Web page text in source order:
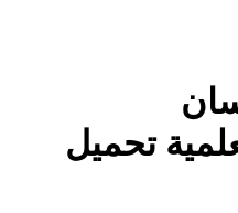
تحميل